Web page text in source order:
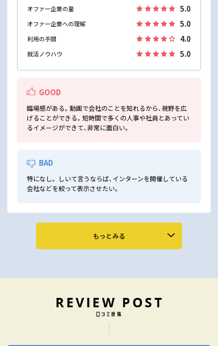
オファー企業の量 5.0
オファー企業への理解 5.0
利用の手間 4.0
就活ノウハウ 5.0
GOOD
臨場感がある。動画で会社のことを知れるから、視野を広
げることができる。短時間で多くの人事や社員とあってい
るイメージができて、非常に面白い。
BAD
特になし。 しいて言うならば、インターンを開催している
会社などを絞って表示させたい。
もっとみる